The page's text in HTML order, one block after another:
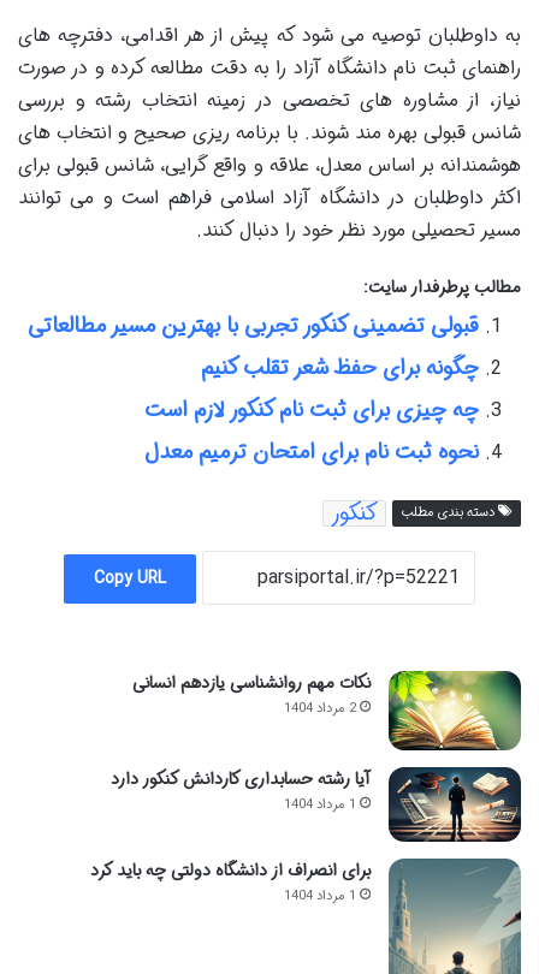
به داوطلبان توصیه می شود که پیش از هر اقدامی، دفترچه های
راهنمای ثبت نام دانشگاه آزاد را به دقت مطالعه کرده و در صورت
نیاز، از مشاوره های تخصصی در زمینه انتخاب رشته و بررسی
شانس قبولی بهره مند شوند. با برنامه ریزی صحیح و انتخاب های
هوشمندانه بر اساس معدل، علاقه و واقع گرایی، شانس قبولی برای
اکثر داوطلبان در دانشگاه آزاد اسلامی فراهم است و می توانند
مسیر تحصیلی مورد نظر خود را دنبال کنند.
مطالب پرطرفدار سایت:
قبولی تضمینی کنکور تجربی با بهترین مسیر مطالعاتی
چگونه برای حفظ شعر تقلب کنیم
چه چیزی برای ثبت نام کنکور لازم است
نحوه ثبت نام برای امتحان ترمیم معدل
دسته بندی مطلب کنکور
Copy URL
نکات مهم روانشناسی یازدهم انسانی
2 مرداد 1404
آیا رشته حسابداری کاردانش کنکور دارد
1 مرداد 1404
برای انصراف از دانشگاه دولتی چه باید کرد
1 مرداد 1404